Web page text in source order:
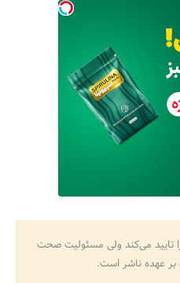
تایید می‌کند ولی مسئولیت صحت
عهده ناشر است.